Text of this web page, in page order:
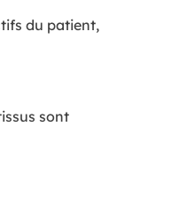
du patient,
sont